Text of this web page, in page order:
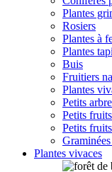
Plantes
Rosiers
Plantes à
Plantes
Buis
Fruitiers
Plantes
Petits
Petits
Petits
Plantes vivaces